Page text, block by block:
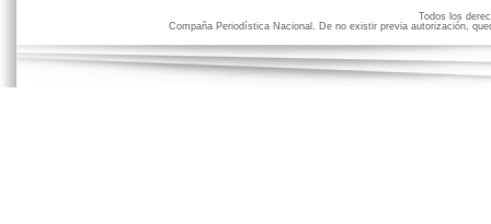
Todos los
Compaña Periodística Nacional. De no existir previa autorización,